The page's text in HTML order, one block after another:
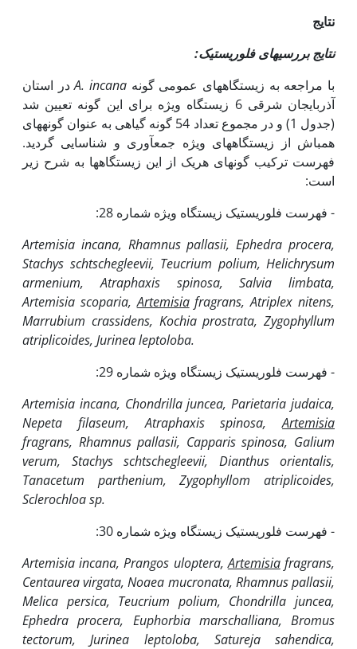
نتایج
نتایج بررسی­های فلوریستیک:
با مراجعه به زیستگاه­های عمومی گونه A. incanaدر استان
آذربایجان شرقی 6 زیستگاه ویژه برای این گونه تعیین شد
(جدول 1) و در مجموع تعداد 54 گونه گیاهی به عنوان گونه­های
همباش از زیستگاه­های ویژه جمع­آوری و شناسایی گردید.
فهرست ترکیب گونه­ای هر­یک از این زیستگاه­ها به شرح زیر
است:
- فهرست فلوریستیک زیستگاه ویژه شماره 28:
Artemisia incana, Rhamnus pallasii, Ephedra procera,
Stachys schtschegleevii, Teucrium polium, Helichrysum
armenium, Atraphaxis spinosa, Salvia limbata,
Artemisia scoparia,Artemisiafragrans, Atriplex nitens,
Marrubium crassidens, Kochia prostrata, Zygophyllum
atriplicoides, Jurinea leptoloba.
- فهرست فلوریستیک زیستگاه ویژه شماره 29:
Artemisia incana, Chondrilla juncea, Parietaria judaica,
Nepeta filaseum, Atraphaxis spinosa,Artemisia
fragrans, Rhamnus pallasii, Capparis spinosa, Galium
verum, Stachys schtschegleevii, Dianthus orientalis,
Tanacetum parthenium, Zygophyllom atriplicoides,
Sclerochloa sp.
- فهرست فلوریستیک زیستگاه ویژه شماره 30:
Artemisia incana, Prangos uloptera,Artemisiafragrans,
Centaurea virgata, Noaea mucronata, Rhamnus pallasii,
Melica persica, Teucrium polium, Chondrilla juncea,
Ephedra procera, Euphorbia marschalliana, Bromus
tectorum, Jurinea leptoloba, Satureja sahendica,